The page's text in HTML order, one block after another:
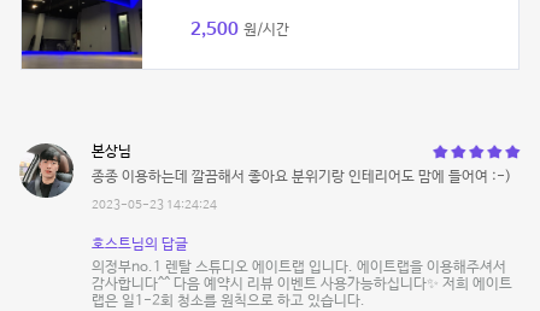
2,500 원/시간
본상님
종종 이용하는데 깔끔해서 좋아요 분위기랑 인테리어도 맘에 들어여 :-)
2023-05-23 14:24:24
호스트님의 답글
의정부no.1 렌탈 스튜디오 에이트랩 입니다. 에이트랩을 이용해주셔서
감사합니다^^ 다음 예약시 리뷰 이벤트 사용가능하십니다✨ 저희 에이트
랩은 일1-2회 청소를 원칙으로 하고 있습니다.